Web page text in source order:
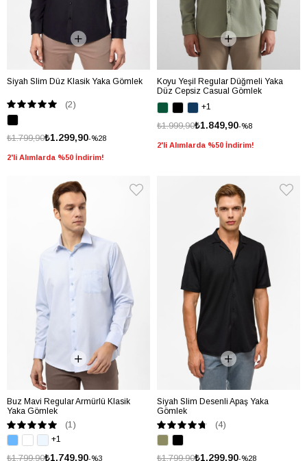
Siyah Slim Düz Klasik Yaka Gömlek
(2)
%28
₺1.299,90
₺1.799,90
2'li Alımlarda %50 İndirim!
Koyu Yeşil Regular Düğmeli Yaka
Düz Cepsiz Casual Gömlek
+1
%8
₺1.849,90
₺1.999,90
2'li Alımlarda %50 İndirim!
Buz Mavi Regular Armürlü Klasik
Yaka Gömlek
(1)
+1
%3
₺1.749,90
₺1.799,90
Siyah Slim Desenli Apaş Yaka
Gömlek
(4)
%28
₺1.299,90
₺1.799,90